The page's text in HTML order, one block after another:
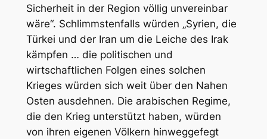
Sicherheit in der Region völlig unvereinbar
wäre“. Schlimmstenfalls würden „Syrien, die
Türkei und der Iran um die Leiche des Irak
kämpfen … die politischen und
wirtschaftlichen Folgen eines solchen
Krieges würden sich weit über den Nahen
Osten ausdehnen. Die arabischen Regime,
die den Krieg unterstützt haben, würden
von ihren eigenen Völkern hinweggefegt